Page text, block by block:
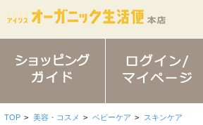
TOP > 美容・コスメ > ベビーケア > スキンケア